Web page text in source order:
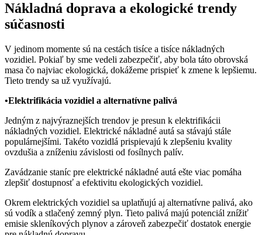
Nákladná doprava a ekologické trendy
súčasnosti
V jedinom momente sú na cestách tisíce a tisíce nákladných
vozidiel. Pokiaľ by sme vedeli zabezpečiť, aby bola táto obrovská
masa čo najviac ekologická, dokážeme prispieť k zmene k lepšiemu.
Tieto trendy sa už využívajú.
•Elektrifikácia vozidiel a alternatívne palivá
Jedným z najvýraznejších trendov je presun k elektrifikácii
nákladných vozidiel. Elektrické nákladné autá sa stávajú stále
populárnejšími. Takéto vozidlá prispievajú k zlepšeniu kvality
ovzdušia a zníženiu závislosti od fosílnych palív.
Zavádzanie staníc pre elektrické nákladné autá ešte viac pomáha
zlepšiť dostupnosť a efektivitu ekologických vozidiel.
Okrem elektrických vozidiel sa uplatňujú aj alternatívne palivá, ako
sú vodík a stlačený zemný plyn. Tieto palivá majú potenciál znížiť
emisie skleníkových plynov a zároveň zabezpečiť dostatok energie